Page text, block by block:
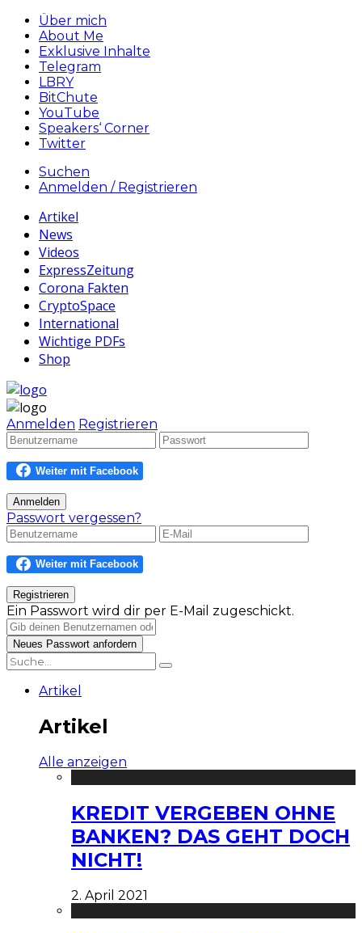
Über mich
About Me
Exklusive Inhalte
Telegram
LBRY
BitChute
YouTube
Speakers‘ Corner
Twitter
Suchen
Anmelden / Registrieren
Artikel
News
Videos
ExpressZeitung
Corona Fakten
CryptoSpace
International
Wichtige PDFs
Shop
Anmelden Registrieren
Passwort vergessen?
Ein Passwort wird dir per E-Mail zugeschickt.
Artikel
Artikel
Alle anzeigen
KREDIT VERGEBEN OHNE
BANKEN? DAS GEHT DOCH
NICHT!
2. April 2021